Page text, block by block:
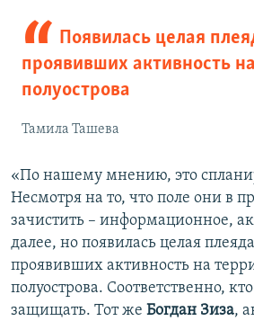
Появилась целая
проявивших активность
полуострова
Тамила Ташева
«По нашему мнению, это
Несмотря на то, что поле они в
зачистить – информационное,
далее, но появилась целая
проявивших активность на
полуострова. Соответственно,
защищать. Тот же Богдан Зиза,